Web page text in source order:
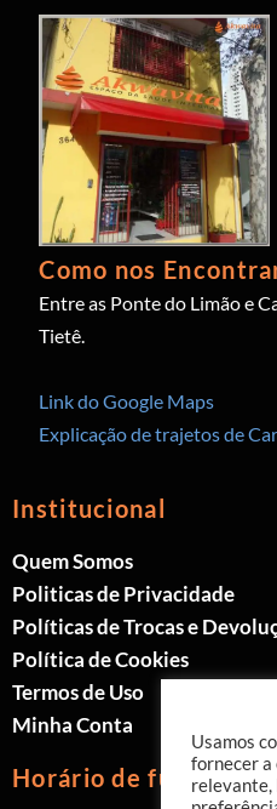
Como nos
Entre as Ponte do Limão e
Tietê.
Link do Google Maps
Explicação de trajetos de
Institucional
Quem Somos
Politicas de Privacidade
Políticas de Trocas e
Política de Cookies
Termos de Uso
Minha Conta
Horário de
Usamos
fornecer a
relevante,